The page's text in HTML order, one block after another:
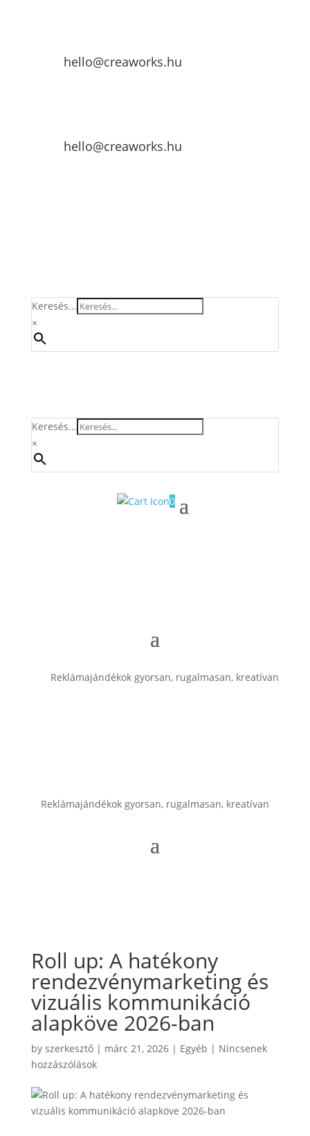
hello@creaworks.hu
hello@creaworks.hu
Keresés...
×
Keresés...
×
0
Reklámajándékok gyorsan, rugalmasan, kreatívan
Reklámajándékok gyorsan, rugalmasan, kreatívan
Roll up: A hatékony
rendezvénymarketing és
vizuális kommunikáció
alapköve 2026-ban
by szerkesztő| márc 21, 2026| Egyéb | Nincsenek
hozzászólások